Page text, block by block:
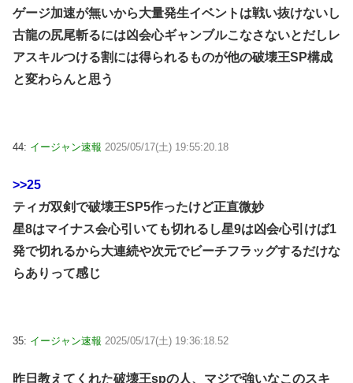
ゲージ加速が無いから大量発生イベントは戦い抜けないし
古龍の尻尾斬るには凶会心ギャンブルこなさないとだしレ
アスキルつける割には得られるものが他の破壊王SP構成
と変わらんと思う
44: イージャン速報 2025/05/17(土) 19:55:20.18
>>25
ティガ双剣で破壊王SP5作ったけど正直微妙
星8はマイナス会心引いても切れるし星9は凶会心引けば1
発で切れるから大連続や次元でビーチフラッグするだけな
らありって感じ
35: イージャン速報 2025/05/17(土) 19:36:18.52
昨日教えてくれた破壊王spの人、マジで強いなこのスキ